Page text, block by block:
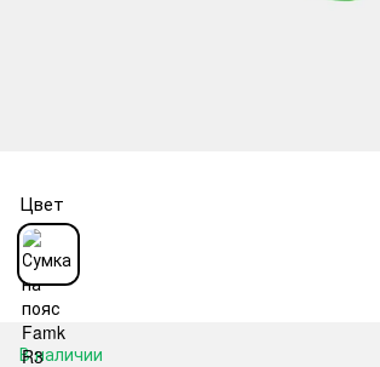
Цвет
В наличии